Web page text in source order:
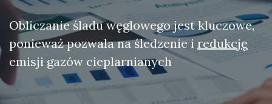
Obliczanie śladu węglowego jest kluczowe,
ponieważ pozwala na śledzenie i redukcję
emisji gazów cieplarnianych